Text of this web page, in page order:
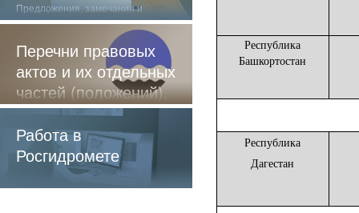
Предложения, замечания и
отзывы о нашей работе
Перечни правовых
актов и их отдельных
частей (положений),
содержащие
обязательные
требования
Работа в
Росгидромете
Республика
Башкортостан
Республика
Дагестан